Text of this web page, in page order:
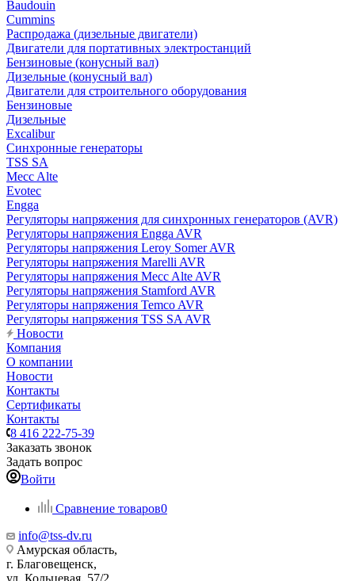
Baudouin
Cummins
Распродажа (дизельные двигатели)
Двигатели для портативных электростанций
Бензиновые (конусный вал)
Дизельные (конусный вал)
Двигатели для строительного оборудования
Бензиновые
Дизельные
Excalibur
Синхронные генераторы
TSS SA
Mecc Alte
Evotec
Engga
Регуляторы напряжения для синхронных генераторов (AVR)
Регуляторы напряжения Engga AVR
Регуляторы напряжения Leroy Somer AVR
Регуляторы напряжения Marelli AVR
Регуляторы напряжения Mecc Alte AVR
Регуляторы напряжения Stamford AVR
Регуляторы напряжения Temco AVR
Регуляторы напряжения TSS SA AVR
Новости
Компания
О компании
Новости
Контакты
Сертификаты
Контакты
8 416 222-75-39
Заказать звонок
Задать вопрос
Войти
Сравнение товаров0
info@tss-dv.ru
Амурская область,
г. Благовещенск,
ул. Кольцевая, 57/2